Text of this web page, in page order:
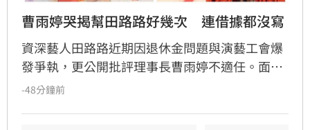
曹雨婷哭揭幫田路路好幾次　連借據都沒寫
資深藝人田路路近期因退休金問題與演藝工會爆
發爭執，更公開批評理事長曹雨婷不適任。面對
指控，曹雨婷日前發布聲明反擊，並在受訪時落
-48分鐘前